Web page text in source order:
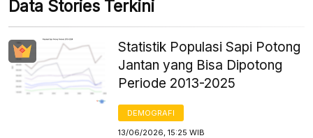
Data Stories Terkini
Statistik Populasi Sapi Potong
Jantan yang Bisa Dipotong
Periode 2013-2025
DEMOGRAFI
13/06/2026, 15:25 WIB